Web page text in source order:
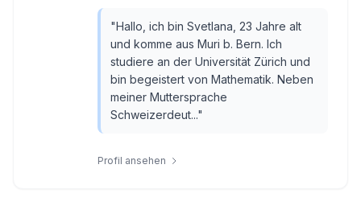
"Hallo, ich bin Svetlana, 23 Jahre alt
und komme aus Muri b. Bern. Ich
studiere an der Universität Zürich und
bin begeistert von Mathematik. Neben
meiner Muttersprache
Schweizerdeut..."
Profil ansehen